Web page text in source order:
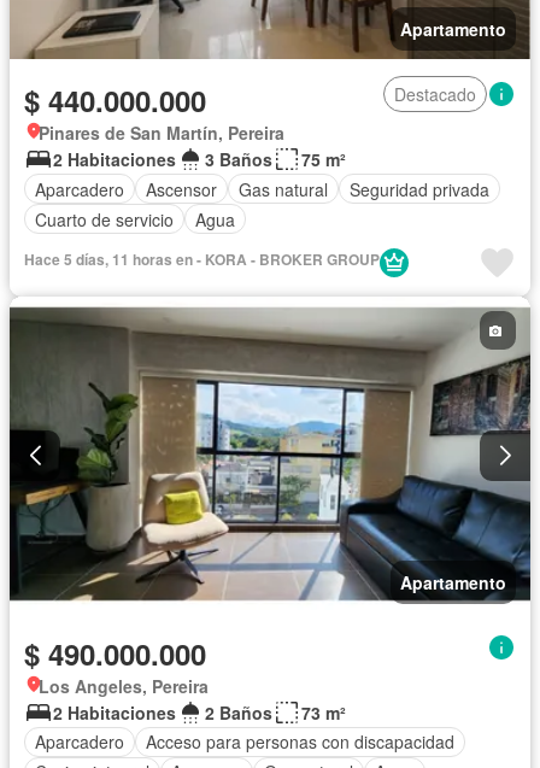
Apartamento
$ 440.000.000
Destacado
Pinares de San Martín, Pereira
2 Habitaciones
3 Baños
75 m²
Aparcadero
Ascensor Gas natural
Seguridad privada
Cuarto de servicio
Agua
Hace 5 días, 11 horas en - KORA - BROKER GROUP
Apartamento
$ 490.000.000
Los Angeles, Pereira
2 Habitaciones
2 Baños
73 m²
Aparcadero
Acceso para personas con discapacidad